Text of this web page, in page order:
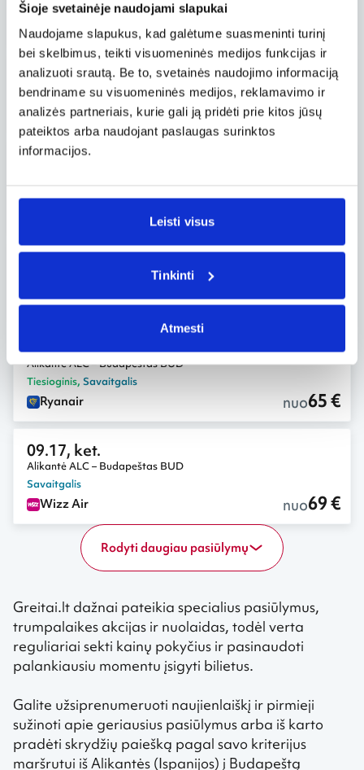
Šioje svetainėje naudojami slapukai
Naudojame slapukus, kad galėtume suasmeninti turinį
bei skelbimus, teikti visuomeninės medijos funkcijas ir
analizuoti srautą. Be to, svetainės naudojimo informaciją
bendriname su visuomeninės medijos, reklamavimo ir
analizės partneriais, kurie gali ją pridėti prie kitos jūsų
pateiktos arba naudojant paslaugas surinktos
informacijos.
Leisti visus
Tinkinti
Atmesti
Savaitgalis
Wizz Air nuo62 €
10.13, ant.
Alikantė ALC – Budapeštas BUD
Wizz Air nuo63 €
10.15, ket.
Alikantė ALC – Budapeštas BUD
Wizz Air nuo65 €
10.19, pir.
Alikantė ALC – Budapeštas BUD
Tiesioginis, Savaitgalis
Ryanair nuo65 €
09.17, ket.
Alikantė ALC – Budapeštas BUD
Savaitgalis
Wizz Air nuo69 €
Rodyti daugiau pasiūlymų
Greitai.lt dažnai pateikia specialius pasiūlymus,
trumpalaikes akcijas ir nuolaidas, todėl verta
reguliariai sekti kainų pokyčius ir pasinaudoti
palankiausiu momentu įsigyti bilietus.
Galite užsiprenumeruoti naujienlaiškį ir pirmieji
sužinoti apie geriausius pasiūlymus arba iš karto
pradėti skrydžių paiešką pagal savo kriterijus
maršrutui iš Alikantės (Ispanijos) į Budapeštą